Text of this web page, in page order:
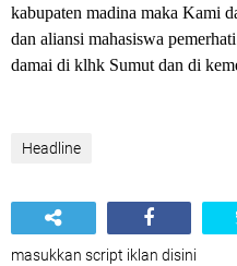
kabupaten madina maka Kami
dan aliansi mahasiswa
damai di klhk Sumut dan di
Headline
masukkan script iklan disini